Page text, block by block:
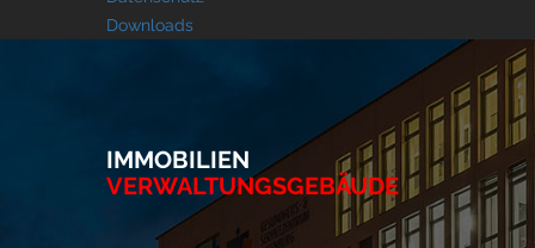
Downloads
IMMOBILIEN
VERWALTUNGSGEBÄUDE